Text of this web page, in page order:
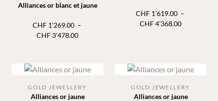
Alliances or blanc et jaune
CHF1'269.00 –
CHF 3'478.00Plage
CHF 3'478.00
CHF1'619.00 –
CHF4'368.00Plage
CHF
Alliances or jaune
GOLD JEWELLERY
Alliances or jaune
GOLD JEWELLERY